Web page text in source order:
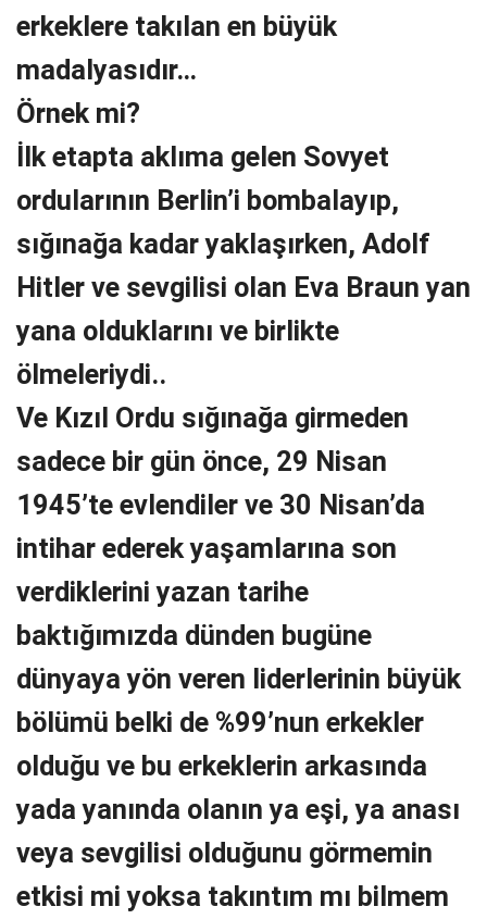
erkeklere takılan en büyük
madalyasıdır…
Örnek mi?
İlk etapta aklıma gelen Sovyet
ordularının Berlin’i bombalayıp,
sığınağa kadar yaklaşırken, Adolf
Hitler ve sevgilisi olan Eva Braun yan
yana olduklarını ve birlikte
ölmeleriydi..
Ve Kızıl Ordu sığınağa girmeden
sadece bir gün önce, 29 Nisan
1945’te evlendiler ve 30 Nisan’da
intihar ederek yaşamlarına son
verdiklerini yazan tarihe
baktığımızda dünden bugüne
dünyaya yön veren liderlerinin büyük
bölümü belki de %99’nun erkekler
olduğu ve bu erkeklerin arkasında
yada yanında olanın ya eşi, ya anası
veya sevgilisi olduğunu görmemin
etkisi mi yoksa takıntım mı bilmem